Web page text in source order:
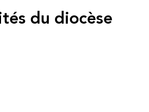
du diocèse